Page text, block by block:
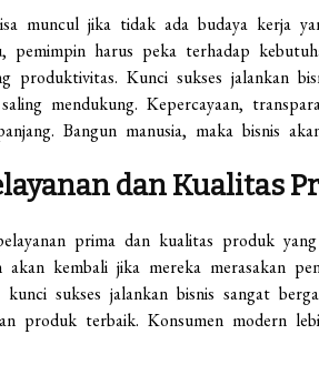
muncul jika tidak ada budaya kerja
pemimpin harus peka terhadap
produktivitas. Kunci sukses jalankan
mendukung. Kepercayaan,
Bangun manusia, maka bisnis
dan Kualitas
prima dan kualitas produk
kembali jika mereka merasakan
sukses jalankan bisnis sangat
produk terbaik. Konsumen modern